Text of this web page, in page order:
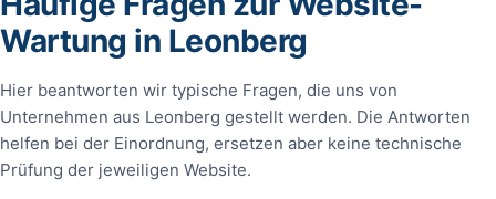
Wartung in Leonberg
Hier beantworten wir typische Fragen, die uns von
Unternehmen aus Leonberg gestellt werden. Die Antworten
helfen bei der Einordnung, ersetzen aber keine technische
Prüfung der jeweiligen Website.